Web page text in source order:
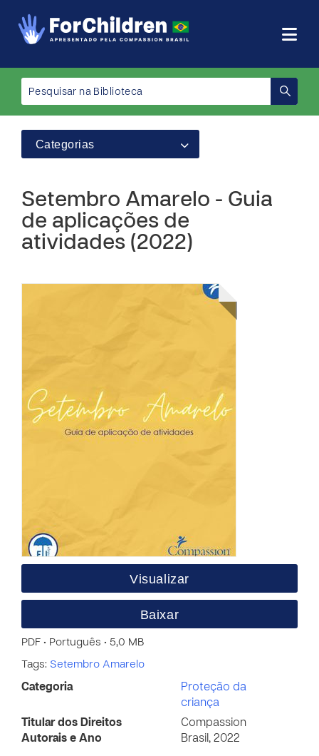
Categorias
Setembro Amarelo - Guia
de aplicações de
atividades (2022)
Visualizar
Baixar
PDF • Português • 5,0 MB
Tags: Setembro Amarelo
Categoria
Proteção da
criança
Titular dos Direitos
Autorais e Ano
Compassion
Brasil, 2022